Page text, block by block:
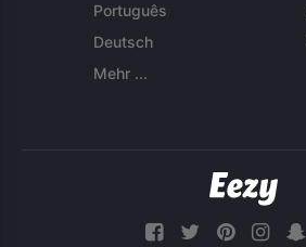
Português
Deutsch
Mehr ...